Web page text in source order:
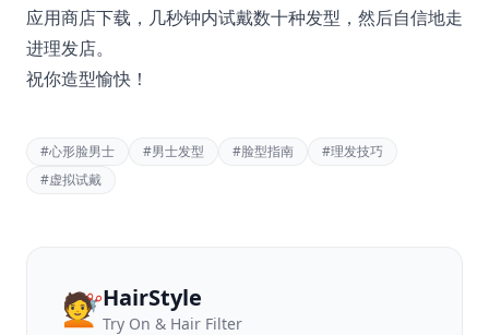
应用商店下载，几秒钟内试戴数十种发型，然后自信地走
进理发店。
祝你造型愉快！
#心形脸男士 #男士发型 #脸型指南 #理发技巧
#虚拟试戴
💇HairStyle
Try On & Hair Filter